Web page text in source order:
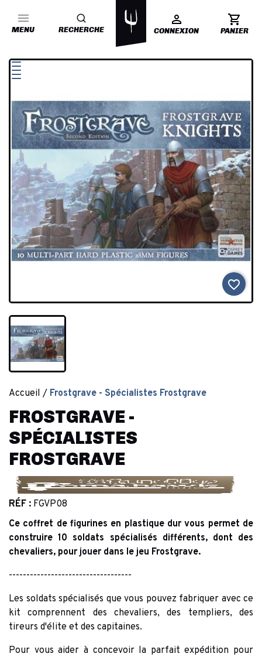
MENU RECHERCHE CONNEXION PANIER
favorite_border
Accueil Frostgrave - Spécialistes Frostgrave
FROSTGRAVE -
SPÉCIALISTES
FROSTGRAVE
RÉF : FGVP08
Ce coffret de figurines en plastique dur vous permet de
construire 10 soldats spécialisés différents, dont des
chevaliers, pour jouer dans le jeu Frostgrave.
-----------------------------------
Les soldats spécialisés que vous pouvez fabriquer avec ce
kit comprennent des chevaliers, des templiers, des
tireurs d'élite et des capitaines.
Pour vous aider à concevoir la parfait expédition pour